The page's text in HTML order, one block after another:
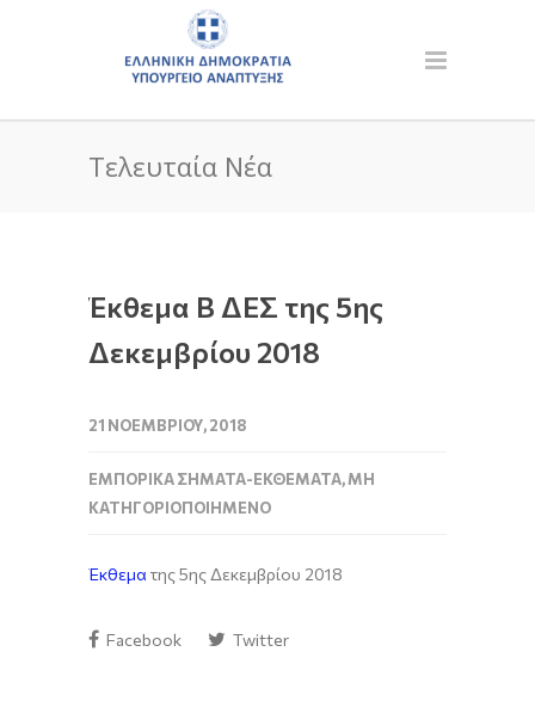
Τελευταία Νέα
Έκθεμα Β ΔΕΣ της 5ης
Δεκεμβρίου 2018
21 ΝΟΕΜΒΡΊΟΥ, 2018
ΕΜΠΟΡΙΚΆ ΣΉΜΑΤΑ-ΕΚΘΈΜΑΤΑ,ΜΗ
ΚΑΤΗΓΟΡΙΟΠΟΙΗΜΈΝΟ
Έκθεμα της 5ης Δεκεμβρίου 2018
Facebook Twitter